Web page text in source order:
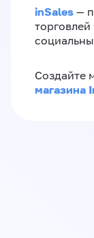
inSales —
торговлей
Создайте
магазина